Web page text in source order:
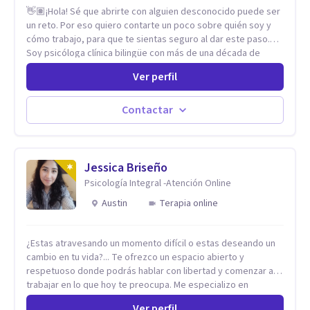
👋🏽¡Hola! Sé que abrirte con alguien desconocido puede ser
un reto. Por eso quiero contarte un poco sobre quién soy y
cómo trabajo, para que te sientas seguro al dar este paso.
Soy psicóloga clínica bilingüe con más de una década de
experiencia. He dictado conferencias, escrito artículos y
ejercido como profesora universitaria. Un dato curioso: he
vivido en varios países y conozco de primera mano lo que
significa ser migrante, adaptarse a los cambios y empezar de
nuevo.
Ver perfil
Contactar
Jessica Briseño
Psicología Integral -Atención Online
Austin
Terapia online
¿Estas atravesando un momento difícil o estas deseando un
cambio en tu vida?... Te ofrezco un espacio abierto y
respetuoso donde podrás hablar con libertad y comenzar a
trabajar en lo que hoy te preocupa. Me especializo en
Trastornos de Ansiedad y a lo largo de mi experiencia